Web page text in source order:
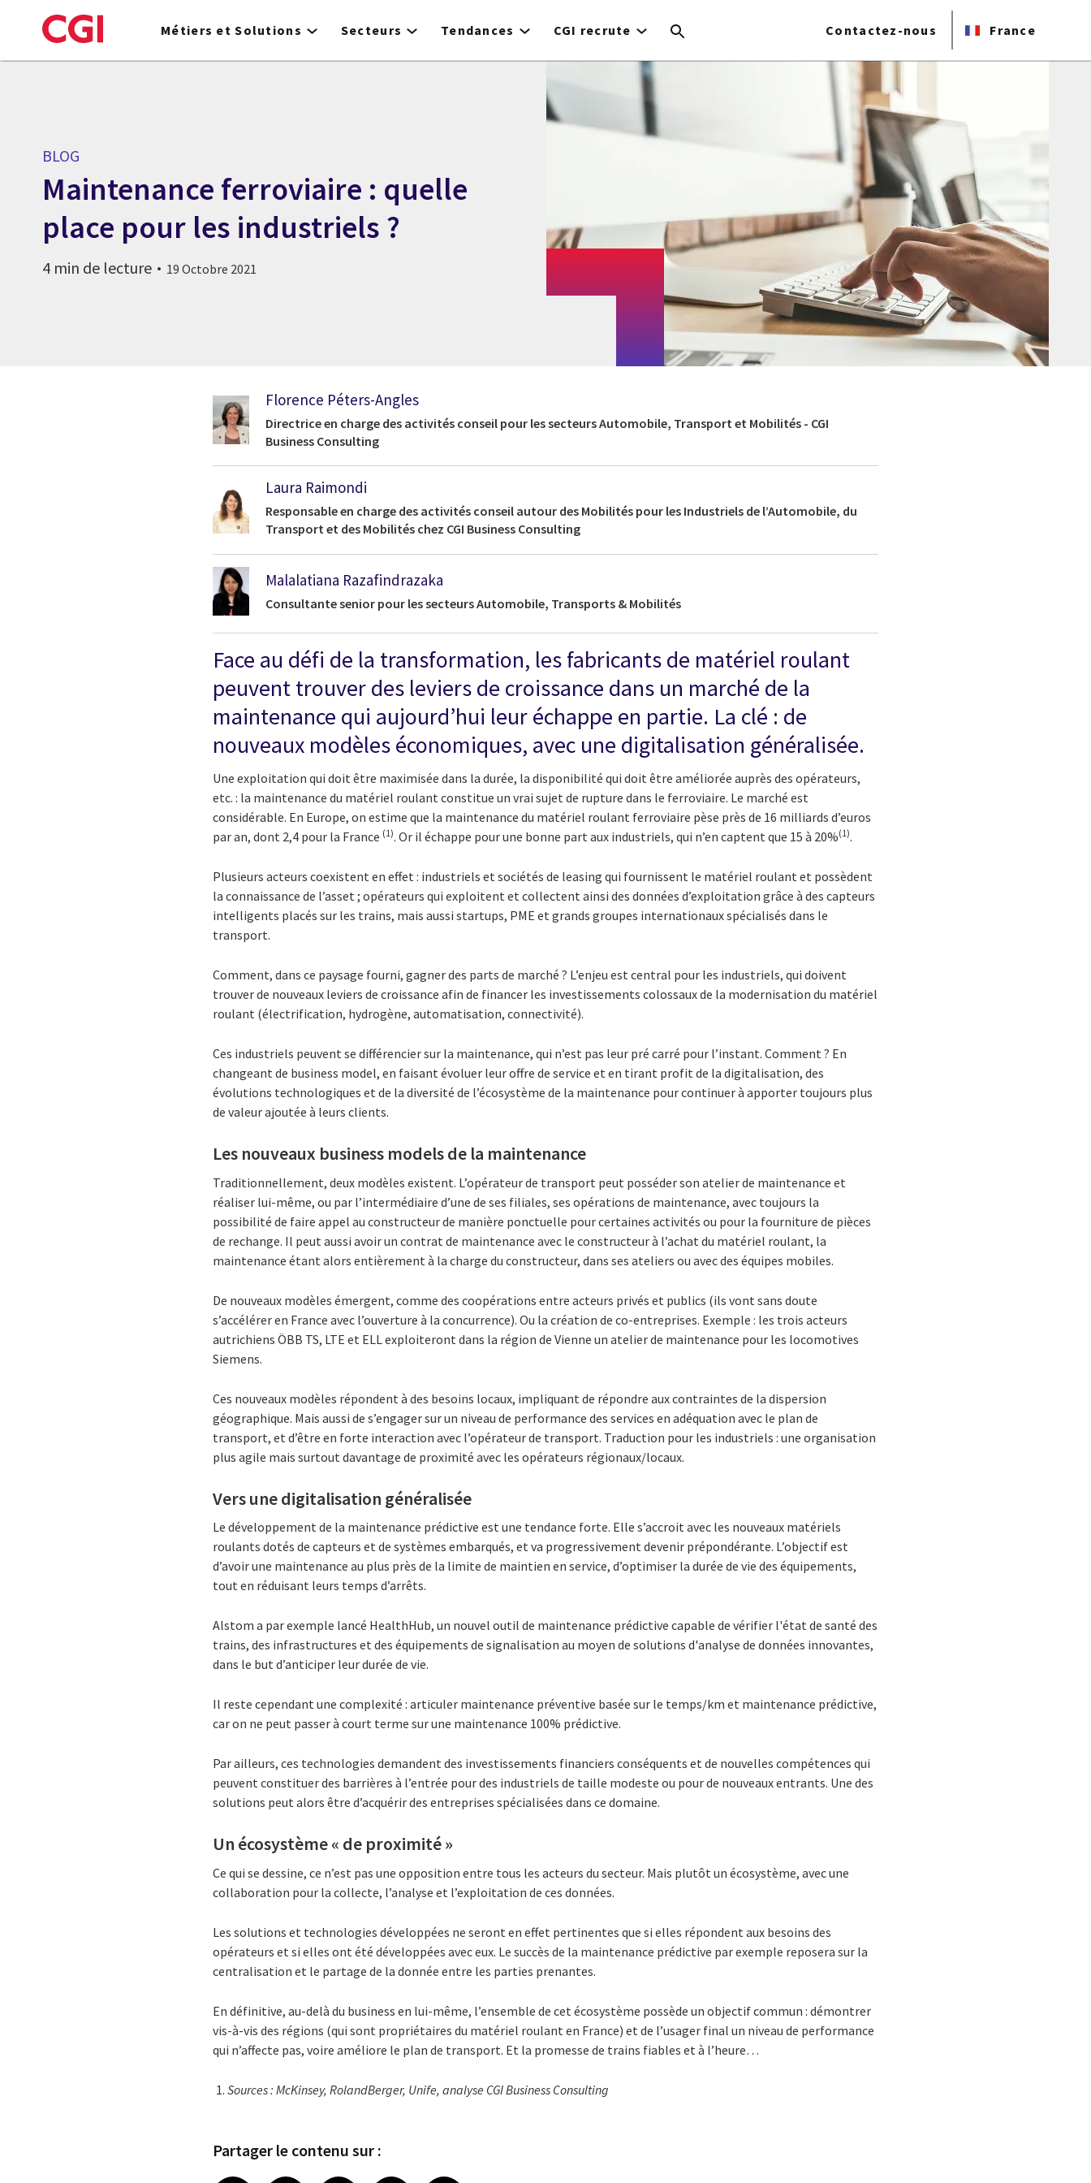
to
Métiers et Solutions Secteurs Tendances CGI recrute Contactez-nous France
BLOG
Maintenance ferroviaire : quelle
place pour les industriels ?
4 min de lecture 19 Octobre 2021
Florence Péters-Angles
Directrice en charge des activités conseil pour les secteurs Automobile, Transport et Mobilités - CGI
Business Consulting
Laura Raimondi
Responsable en charge des activités conseil autour des Mobilités pour les Industriels de l’Automobile, du
Transport et des Mobilités chez CGI Business Consulting
Malalatiana Razafindrazaka
Consultante senior pour les secteurs Automobile, Transports & Mobilités
Face au défi de la transformation, les fabricants de matériel roulant
peuvent trouver des leviers de croissance dans un marché de la
maintenance qui aujourd’hui leur échappe en partie. La clé : de
nouveaux modèles économiques, avec une digitalisation généralisée.
Une exploitation qui doit être maximisée dans la durée, la disponibilité qui doit être améliorée auprès des opérateurs,
etc. : la maintenance du matériel roulant constitue un vrai sujet de rupture dans le ferroviaire. Le marché est
considérable. En Europe, on estime que la maintenance du matériel roulant ferroviaire pèse près de 16 milliards d’euros
par an, dont 2,4 pour la France (1). Or il échappe pour une bonne part aux industriels, qui n’en captent que 15 à 20%(1).
Plusieurs acteurs coexistent en effet : industriels et sociétés de leasing qui fournissent le matériel roulant et possèdent
la connaissance de l’asset ; opérateurs qui exploitent et collectent ainsi des données d’exploitation grâce à des capteurs
intelligents placés sur les trains, mais aussi startups, PME et grands groupes internationaux spécialisés dans le
transport.
Comment, dans ce paysage fourni, gagner des parts de marché ? L’enjeu est central pour les industriels, qui doivent
trouver de nouveaux leviers de croissance afin de financer les investissements colossaux de la modernisation du matériel
roulant (électrification, hydrogène, automatisation, connectivité).
Ces industriels peuvent se différencier sur la maintenance, qui n’est pas leur pré carré pour l’instant. Comment ? En
changeant de business model, en faisant évoluer leur offre de service et en tirant profit de la digitalisation, des
évolutions technologiques et de la diversité de l’écosystème de la maintenance pour continuer à apporter toujours plus
de valeur ajoutée à leurs clients.
Les nouveaux business models de la maintenance
Traditionnellement, deux modèles existent. L’opérateur de transport peut posséder son atelier de maintenance et
réaliser lui-même, ou par l’intermédiaire d’une de ses filiales, ses opérations de maintenance, avec toujours la
possibilité de faire appel au constructeur de manière ponctuelle pour certaines activités ou pour la fourniture de pièces
de rechange. Il peut aussi avoir un contrat de maintenance avec le constructeur à l’achat du matériel roulant, la
maintenance étant alors entièrement à la charge du constructeur, dans ses ateliers ou avec des équipes mobiles.
De nouveaux modèles émergent, comme des coopérations entre acteurs privés et publics (ils vont sans doute
s’accélérer en France avec l’ouverture à la concurrence). Ou la création de co-entreprises. Exemple : les trois acteurs
autrichiens ÖBB TS, LTE et ELL exploiteront dans la région de Vienne un atelier de maintenance pour les locomotives
Siemens.
Ces nouveaux modèles répondent à des besoins locaux, impliquant de répondre aux contraintes de la dispersion
géographique. Mais aussi de s’engager sur un niveau de performance des services en adéquation avec le plan de
transport, et d’être en forte interaction avec l’opérateur de transport. Traduction pour les industriels : une organisation
plus agile mais surtout davantage de proximité avec les opérateurs régionaux/locaux.
Vers une digitalisation généralisée
Le développement de la maintenance prédictive est une tendance forte. Elle s’accroit avec les nouveaux matériels
roulants dotés de capteurs et de systèmes embarqués, et va progressivement devenir prépondérante. L’objectif est
d’avoir une maintenance au plus près de la limite de maintien en service, d’optimiser la durée de vie des équipements,
tout en réduisant leurs temps d’arrêts.
Alstom a par exemple lancé HealthHub, un nouvel outil de maintenance prédictive capable de vérifier l'état de santé des
trains, des infrastructures et des équipements de signalisation au moyen de solutions d'analyse de données innovantes,
dans le but d’anticiper leur durée de vie.
Il reste cependant une complexité : articuler maintenance préventive basée sur le temps/km et maintenance prédictive,
car on ne peut passer à court terme sur une maintenance 100% prédictive.
Par ailleurs, ces technologies demandent des investissements financiers conséquents et de nouvelles compétences qui
peuvent constituer des barrières à l’entrée pour des industriels de taille modeste ou pour de nouveaux entrants. Une des
solutions peut alors être d’acquérir des entreprises spécialisées dans ce domaine.
Un écosystème « de proximité »
Ce qui se dessine, ce n’est pas une opposition entre tous les acteurs du secteur. Mais plutôt un écosystème, avec une
collaboration pour la collecte, l’analyse et l’exploitation de ces données.
Les solutions et technologies développées ne seront en effet pertinentes que si elles répondent aux besoins des
opérateurs et si elles ont été développées avec eux. Le succès de la maintenance prédictive par exemple reposera sur la
centralisation et le partage de la donnée entre les parties prenantes.
En définitive, au-delà du business en lui-même, l’ensemble de cet écosystème possède un objectif commun : démontrer
vis-à-vis des régions (qui sont propriétaires du matériel roulant en France) et de l’usager final un niveau de performance
qui n’affecte pas, voire améliore le plan de transport. Et la promesse de trains fiables et à l’heure…
Sources : McKinsey, RolandBerger, Unife, analyse CGI Business Consulting
Partager le contenu sur :